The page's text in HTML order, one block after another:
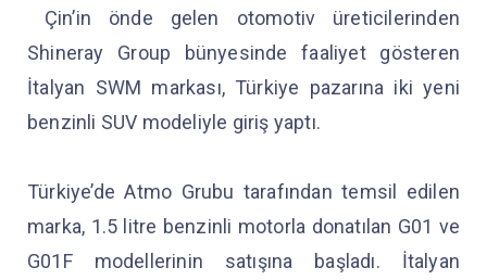
Çin’in önde gelen otomotiv üreticilerinden
Shineray Group bünyesinde faaliyet gösteren
İtalyan SWM markası, Türkiye pazarına iki yeni
benzinli SUV modeliyle giriş yaptı.
Türkiye’de Atmo Grubu tarafından temsil edilen
marka, 1.5 litre benzinli motorla donatılan G01 ve
G01F modellerinin satışına başladı. İtalyan